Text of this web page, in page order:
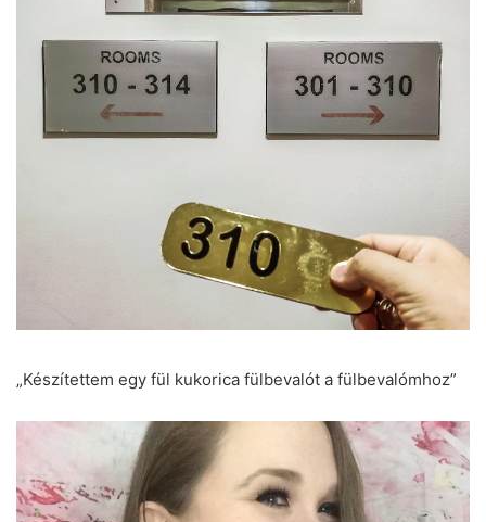
„Készítettem egy fül kukorica fülbevalót a fülbevalómhoz”